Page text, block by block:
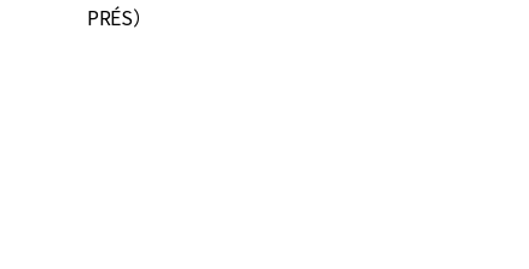
PRÉS）